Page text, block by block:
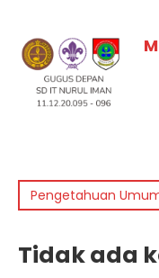
Pengetahuan
Tidak ada